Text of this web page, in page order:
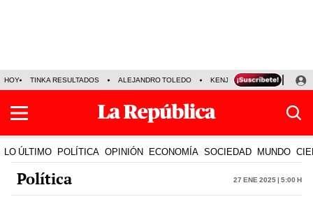
HOY TINKA RESULTADOS ALEJANDRO TOLEDO KENJI FUJIMORI
LO ÚLTIMO POLÍTICA OPINIÓN ECONOMÍA SOCIEDAD MUNDO
Política 27 Ene 2025 | 5:00 h